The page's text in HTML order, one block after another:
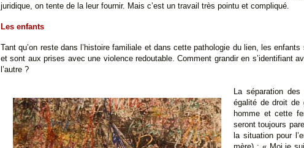
juridique, on tente de la leur fournir. Mais c’est un travail très pointu et compliqué.
Les enfants
Tant qu’on reste dans l’histoire familiale et dans cette pathologie du lien, les
et sont aux prises avec une violence redoutable. Comment grandir en s’identifiant
l’autre ?
La séparation
égalité de droit de
homme et cette
seront toujours
la situation pour